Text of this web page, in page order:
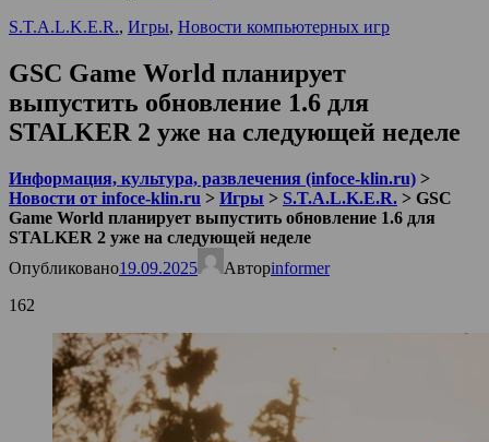
S.T.A.L.K.E.R., Игры, Новости компьютерных игр
GSC Game World планирует
выпустить обновление 1.6 для
STALKER 2 уже на следующей неделе
Информация, культура, развлечения (infoce-klin.ru) >
Новости от infoce-klin.ru > Игры > S.T.A.L.K.E.R. > GSC
Game World планирует выпустить обновление 1.6 для
STALKER 2 уже на следующей неделе
Опубликовано19.09.2025 Авторinformer
162